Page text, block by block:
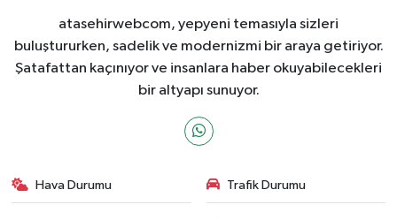
atasehirwebcom, yepyeni temasıyla sizleri
buluştururken, sadelik ve modernizmi bir araya getiriyor.
Şatafattan kaçınıyor ve insanlara haber okuyabilecekleri
bir altyapı sunuyor.
Hava Durumu Trafik Durumu